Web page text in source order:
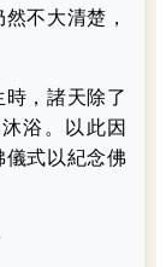
不大清楚，
，諸天除了
浴。以此因
式以紀念佛